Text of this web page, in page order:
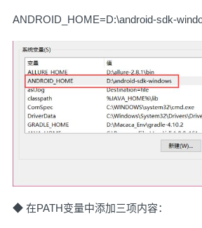
ANDROID_HOME=D:\android-sdk-
◆ 在PATH变量中添加三项内容：